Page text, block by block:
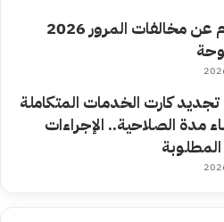
الاستعلام عن مخالفات المرور 2026
كارت الخدمات المتكاملة
مدة الصلاحية.. الإجراءات
المطلوبة